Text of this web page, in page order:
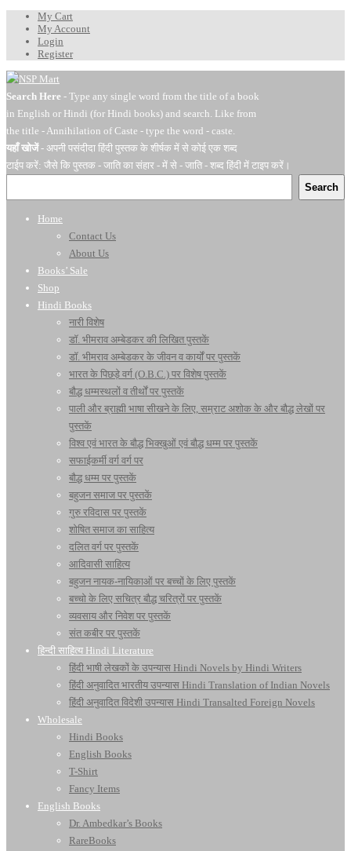
My Cart
My Account
Login
Register
Search Here - Type any single word from the title of a book
in English or Hindi (for Hindi books) and search. Like from
the title - Annihilation of Caste - type the word - caste.
यहाँ खोजें- अपनी पसंदीदा हिंदी पुस्तक के शीर्षक में से कोई एक शब्द
टाईप करें: जैसे कि पुस्तक - जाति का संहार - में से - जाति - शब्द हिंदी में टाइप करें।
Search
Home
Contact Us
About Us
Books’ Sale
Shop
Hindi Books
नारी विशेष
डॉ. भीमराव अम्बेडकर की लिखित पुस्तकें
डॉ. भीमराव अम्बेडकर के जीवन व कार्यों पर पुस्तकें
भारत के पिछड़े वर्ग (O.B.C.) पर विशेष पुस्तकें
बौद्ध धम्मस्थलों व तीर्थों पर पुस्तकें
पाली और ब्राह्मी भाषा सीखने के लिए, सम्राट अशोक के और बौद्ध लेखों पर
पुस्तकें
विश्व एवं भारत के बौद्ध भिक्खुओं एवं बौद्ध धम्म पर पुस्तकें
सफाईकर्मी वर्ग वर्ग पर
बौद्ध धम्म पर पुस्तकें
बहुजन समाज पर पुस्तकें
गुरु रविदास पर पुस्तकें
शोषित समाज का साहित्य
दलित वर्ग पर पुस्तकें
आदिवासी साहित्य
बहुजन नायक-नायिकाओं पर बच्चों के लिए पुस्तकें
बच्चो के लिए सचित्र बौद्ध चरित्रों पर पुस्तकें
व्यवसाय और निवेश पर पुस्तकें
संत कबीर पर पुस्तकें
हिन्दी साहित्य Hindi Literature
हिंदी भाषी लेखकों के उपन्यास Hindi Novels by Hindi Writers
हिंदी अनुवादित भारतीय उपन्यास Hindi Translation of Indian Novels
हिंदी अनुवादित विदेशी उपन्यास Hindi Transalted Foreign Novels
Wholesale
Hindi Books
English Books
T-Shirt
Fancy Items
English Books
Dr. Ambedkar’s Books
RareBooks